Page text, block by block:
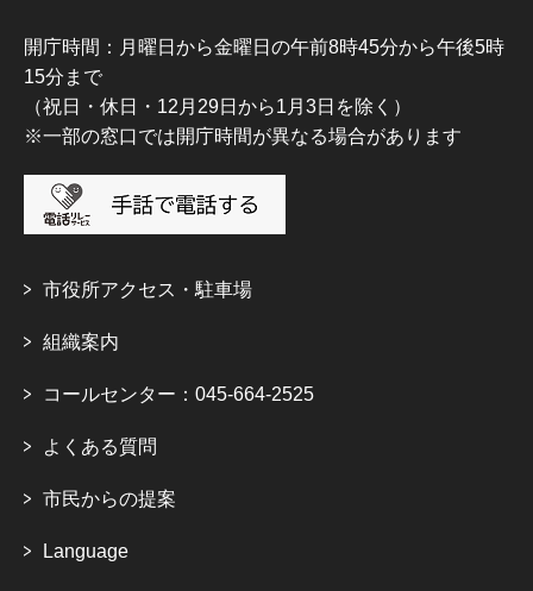
開庁時間：月曜日から金曜日の午前8時45分から午後5時
15分まで
（祝日・休日・12月29日から1月3日を除く）
※一部の窓口では開庁時間が異なる場合があります
市役所アクセス・駐車場
組織案内
コールセンター：045-664-2525
よくある質問
市民からの提案
Language